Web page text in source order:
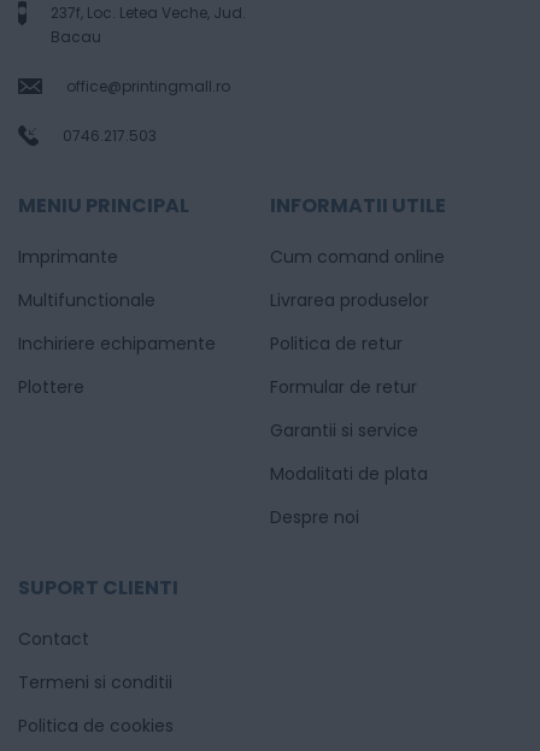
237f, Loc. Letea Veche, Jud.
Bacau
office@printingmall.ro
0746.217.503
MENIU PRINCIPAL
Imprimante
Multifunctionale
Inchiriere echipamente
Plottere
INFORMATII UTILE
Cum comand online
Livrarea produselor
Politica de retur
Formular de retur
Garantii si service
Modalitati de plata
Despre noi
SUPORT CLIENTI
Contact
Termeni si conditii
Politica de cookies